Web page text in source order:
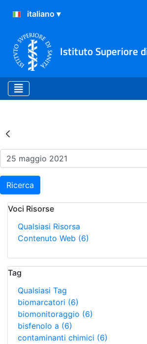
Istituto Superiore
Risultati della
Ricerca
Voci Risorse
Qualsiasi Risorsa
Contenuto Web (6)
Tag
Qualsiasi Tag
biomarcatori (6)
biomonitoraggio (6)
bisfenolo a (6)
contaminanti chimici (6)